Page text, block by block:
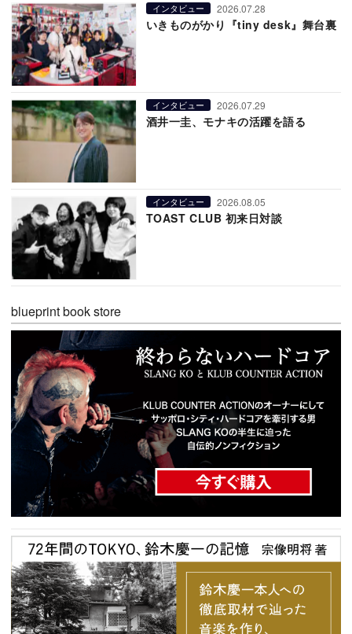
インタビュー 2026.07.28
いきものがかり『tiny desk』舞台裏
インタビュー 2026.07.29
酒井一圭、モナキの活躍を語る
インタビュー 2026.08.05
TOAST CLUB 初来日対談
blueprint book store